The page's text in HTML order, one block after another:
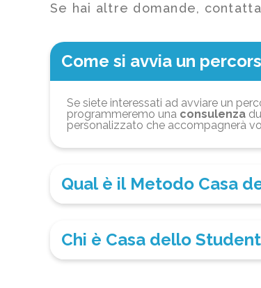
Se hai altre domande,
Come si avvia un
Se siete interessati ad avviare un
programmeremo una consulenza
personalizzato che accompagnerà
Qual è il Metodo Casa
Chi è Casa dello